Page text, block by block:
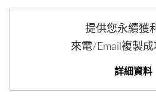
提供您永續獲
來電/Email複製
詳細資料